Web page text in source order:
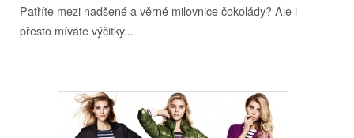
Patříte mezi nadšené a věrné milovnice čokolády? Ale i
přesto míváte výčitky...